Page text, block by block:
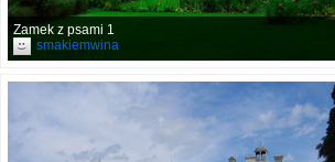
Zamek z psami 1
smakiemwina